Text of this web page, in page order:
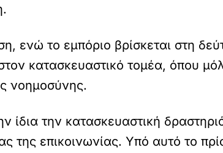
ενώ το εμπόριο βρίσκεται στη
κατασκευαστικό τομέα, όπου
νοημοσύνης.
την κατασκευαστική
της επικοινωνίας. Υπό αυτό το